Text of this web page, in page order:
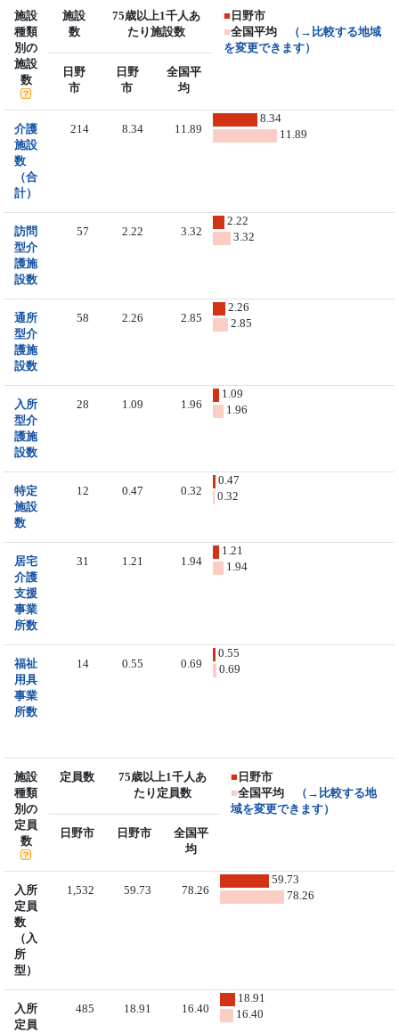
施設
種類
別の
施設
数
施設
数
75歳以上1千人あ
たり施設数
■ 日野市
■全国平均
（→比較する地域
を変更できます）
日野
市
日野
市
全国平
均
介護
施設
数
（合
計）
214 8.34 11.89
8.34
11.89
訪問
型介
護施
設数
57 2.22 3.32
2.22
3.32
通所
型介
護施
設数
58 2.26 2.85
2.26
2.85
入所
型介
護施
設数
28 1.09 1.96
1.09
1.96
特定
施設
数
12 0.47 0.32
0.47
0.32
居宅
介護
支援
事業
所数
31 1.21 1.94
1.21
1.94
福祉
用具
事業
所数
14 0.55 0.69
0.55
0.69
施設
種類
別の
定員
数
定員数
75歳以上1千人あ
たり定員数
■ 日野市
■全国平均
（→比較する地
域を変更できます）
日野市
日野市
全国平
均
入所
定員
数
（入
所
型）
1,532 59.73 78.26
59.73
78.26
入所
定員
485 18.91 16.40
18.91
16.40